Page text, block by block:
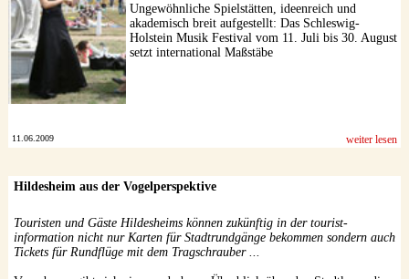
Ungewöhnliche Spielstätten, ideenreich und
akademisch breit aufgestellt: Das Schleswig-
Holstein Musik Festival vom 11. Juli bis 30. August
setzt international Maßstäbe
11.06.2009 weiter lesen
Hildesheim aus der Vogelperspektive
Touristen und Gäste Hildesheims können zukünftig in der tourist-
information nicht nur Karten für Stadtrundgänge bekommen sondern auch
Tickets für Rundflüge mit dem Tragschrauber ...